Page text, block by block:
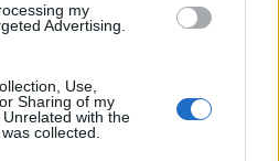
my
Advertising.
Use,
Sharing of my
with the
collected.
rifiuti a Palau, una svolta per gli